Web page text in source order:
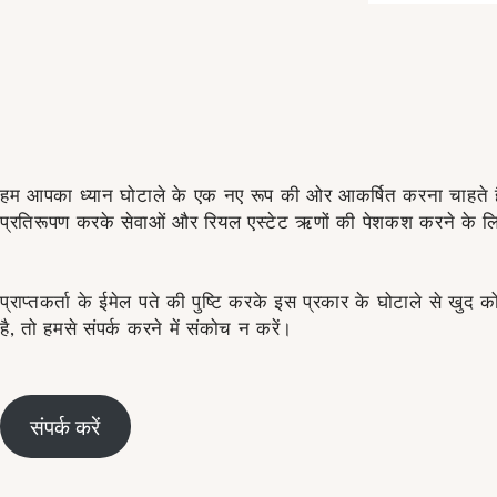
हम आपका ध्यान घोटाले के एक नए रूप की ओर आकर्षित करना चाहते हैं
प्रतिरूपण करके सेवाओं और रियल एस्टेट ऋणों की पेशकश करने के
प्राप्तकर्ता के ईमेल पते की पुष्टि करके इस प्रकार के घोटाले से खुद
है, तो हमसे संपर्क करने में संकोच न करें।
संपर्क करें